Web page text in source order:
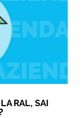
RAL, SAI